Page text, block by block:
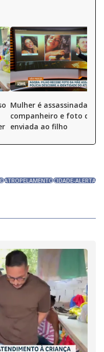
Mulher é assassinada
companheiro e foto do
enviada ao filho
ATROPELAMENTOCIDADE-ALERTA